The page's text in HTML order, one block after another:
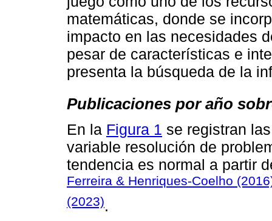
matemáticas, donde se
impacto en las necesidades
pesar de características e
presenta la búsqueda de la
Publicaciones por año
En la Figura 1 se registran
variable resolución de
tendencia es normal a partir
Ferreira & Henriques-Coelho
(2023).